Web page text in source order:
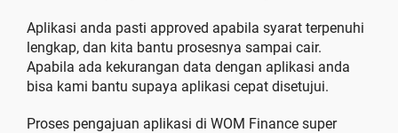
Aplikasi anda pasti approved apabila syarat terpenuhi
lengkap, dan kita bantu prosesnya sampai cair.
Apabila ada kekurangan data dengan aplikasi anda
bisa kami bantu supaya aplikasi cepat disetujui.
Proses pengajuan aplikasi di WOM Finance super